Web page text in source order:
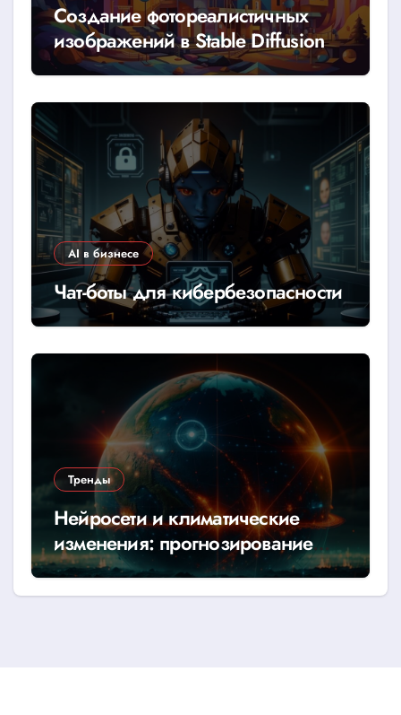
Создание фотореалистичных
изображений в Stable Diffusion
AI в бизнесе
Чат-боты для кибербезопасности
Тренды
Нейросети и климатические
изменения: прогнозирование
катастроф